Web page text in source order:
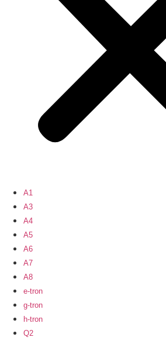
A1
A3
A4
A5
A6
A7
A8
e-tron
g-tron
h-tron
Q2